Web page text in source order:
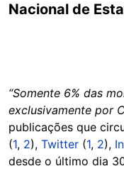
Nacional de
“Somente 6% das
exclusivamente por
publicações que
(1, 2), Twitter (1, 2),
desde o último dia